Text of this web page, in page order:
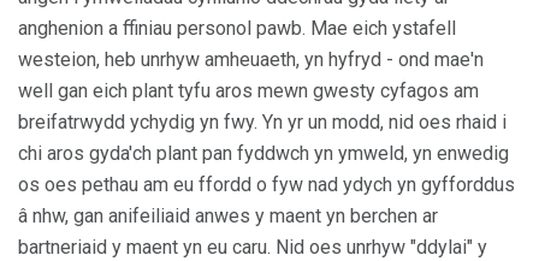
anghenion a ffiniau personol pawb. Mae eich ystafell
westeion, heb unrhyw amheuaeth, yn hyfryd - ond mae'n
well gan eich plant tyfu aros mewn gwesty cyfagos am
breifatrwydd ychydig yn fwy. Yn yr un modd, nid oes rhaid i
chi aros gyda'ch plant pan fyddwch yn ymweld, yn enwedig
os oes pethau am eu ffordd o fyw nad ydych yn gyfforddus
â nhw, gan anifeiliaid anwes y maent yn berchen ar
bartneriaid y maent yn eu caru. Nid oes unrhyw "ddylai" y